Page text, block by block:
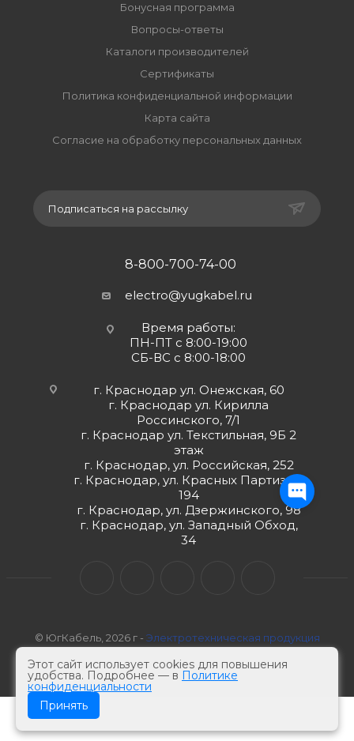
Бонусная программа
Вопросы-ответы
Каталоги производителей
Сертификаты
Политика конфиденциальной информации
Карта сайта
Согласие на обработку персональных данных
Подписаться на рассылку
8-800-700-74-00
electro@yugkabel.ru
Время работы:
ПН-ПТ с 8:00-19:00
СБ-ВС с 8:00-18:00
г. Краснодар ул. Онежская, 60
г. Краснодар ул. Кирилла
Россинского, 7/1
г. Краснодар ул. Текстильная, 9Б 2
этаж
г. Краснодар, ул. Российская, 252
г. Краснодар, ул. Красных Партизан,
194
г. Краснодар, ул. Дзержинского, 98
г. Краснодар, ул. Западный Обход,
34
© ЮгКабель, 2026 г - Электротехническая продукция
Этот сайт использует cookies для повышения
удобства. Подробнее — в Политике
конфиденциальности
Принять